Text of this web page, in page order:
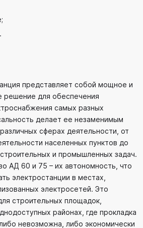
представляет собой мощное и
решение для обеспечения
самых разных
делает ее незаменимым
сферах деятельности, от
населенных пунктов до
и промышленных задач.
АД 60 и 75 – их автономность, что
электростанции в местах,
электросетей. Это
строительных площадок,
районах, где прокладка
невозможна, либо экономически